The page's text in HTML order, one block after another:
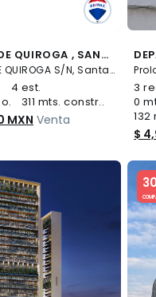
AV. VASCO DE QUIROGA , SANTA FE
AV. VASCO DE QUIROGA S/N, Santa Fe Cuajimalpa, Cuajimalpa de Morelos
4 est.
311 mts. constr..
MXN Venta
3
0
132
$